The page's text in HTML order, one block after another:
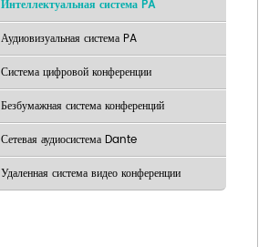
Интеллектуальная система PA
Аудиовизуальная система PA
Система цифровой конференции
Безбумажная система конференций
Сетевая аудиосистема Dante
Удаленная система видео конференции